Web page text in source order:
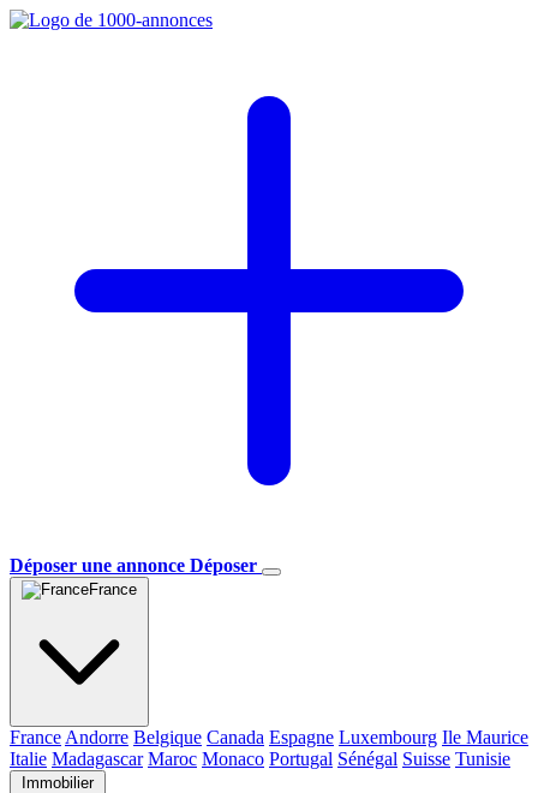
Déposer une annonce Déposer
France
France Andorre Belgique Canada Espagne Luxembourg Ile Maurice
Italie Madagascar Maroc Monaco Portugal Sénégal Suisse Tunisie
Immobilier